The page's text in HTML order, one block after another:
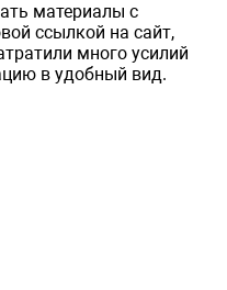
материалы с
ссылкой на сайт,
много усилий
в удобный вид.